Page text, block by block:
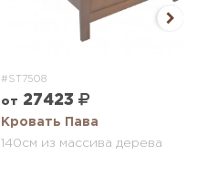
#ST7508
от 27423
Кровать Пава
140см из массива дерева